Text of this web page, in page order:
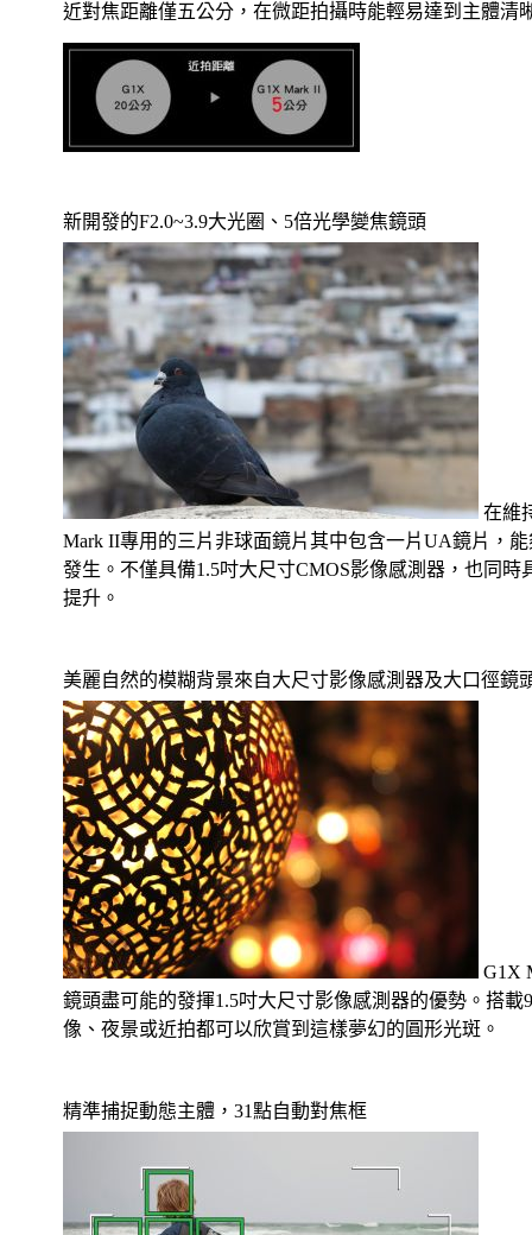
近對焦距離僅五公分，在微距拍攝時能輕易達到主體
新開發的F2.0~3.9大光圈、5倍光學變焦鏡頭
在維
Mark II專用的三片非球面鏡片其中包含一片UA鏡片，
發生。不僅具備1.5吋大尺寸CMOS影像感測器，也同
提升。
美麗自然的模糊背景來自大尺寸影像感測器及大口徑鏡
G1X
鏡頭盡可能的發揮1.5吋大尺寸影像感測器的優勢。搭
像、夜景或近拍都可以欣賞到這樣夢幻的圓形光斑。
精準捕捉動態主體，31點自動對焦框